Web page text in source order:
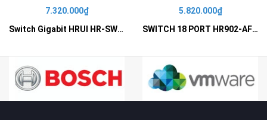
7.320.000₫
Switch Gigabit HRUI HR-SWG10240D
5.820.000₫
SWITCH 18 PORT HR902-AF162G-300 – Switch PoE 16 Cổng